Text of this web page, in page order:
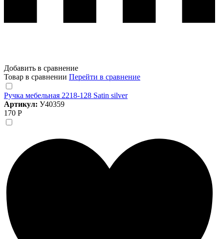
Добавить в сравнение
Товар в сравнении Перейти в сравнение
Ручка мебельная 2218-128 Satin silver
Артикул: У40359
170 Р